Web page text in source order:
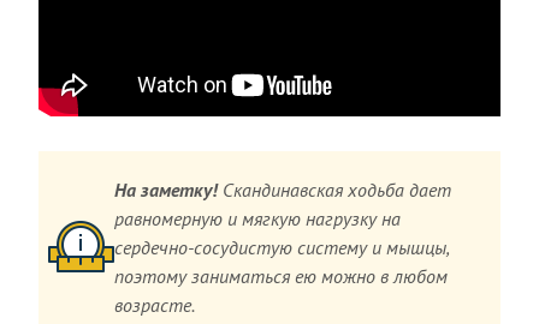
На заметку!Скандинавская ходьба дает
равномерную и мягкую нагрузку на
сердечно-сосудистую систему и мышцы,
поэтому заниматься ею можно в любом
возрасте.